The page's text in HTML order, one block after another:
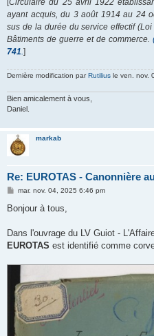
Circulaire du 25 avril 1922
ayant acquis, du 3 août 1914 au 24
sus de la durée du service effectif
Bâtiments de guerre et de commerce.
741.]
Dernière modification par Rutilius le ven. nov.
Bien amicalement à vous,
Daniel.
markab
Re: EUROTAS - Canonnière
M
s
g
mar. nov. 04, 2025 6:46 pm
Bonjour à tous,
Dans l'ouvrage du LV Guiot -
EUROTAS est identifié comme